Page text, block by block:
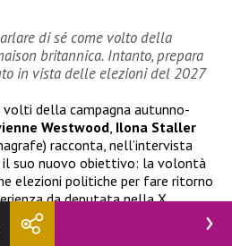
di sé come volto della
britannica. Intanto, prepara
in vista delle elezioni del 2027
volti della campagna autunno-
Westwood Ilona Staller
racconta, nell’intervista
, il suo nuovo obiettivo: la volontà
elezioni politiche per fare ritorno
da deputata nella X
1992.